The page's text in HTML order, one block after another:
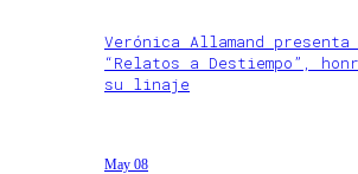
Verónica Allamand
“Relatos a Destiempo”,
su linaje
May 08